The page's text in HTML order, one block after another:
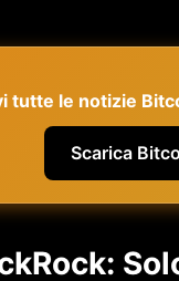
tutte le notizie
Scarica